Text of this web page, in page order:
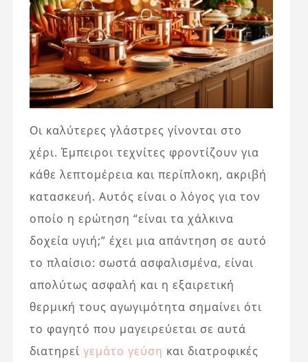
Οι καλύτερες γλάστρες γίνονται στο
χέρι. Έμπειροι τεχνίτες φροντίζουν για
κάθε λεπτομέρεια και περίπλοκη, ακριβή
κατασκευή. Αυτός είναι ο λόγος για τον
οποίο η ερώτηση “είναι τα χάλκινα
δοχεία υγιή;” έχει μια απάντηση σε αυτό
το πλαίσιο: σωστά ασφαλισμένα, είναι
απολύτως ασφαλή και η εξαιρετική
θερμική τους αγωγιμότητα σημαίνει ότι
το φαγητό που μαγειρεύεται σε αυτά
διατηρεί γεμάτο γεύση και διατροφικές